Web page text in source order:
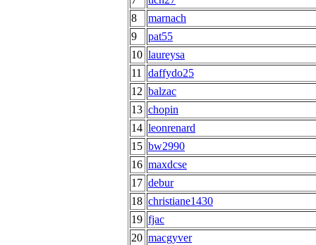
8
marnach
9
pat55
10 laureysa
11
daffydo25
12 balzac
13 chopin
14 leonrenard
15 bw2990
16 maxdcse
17 debur
18 christiane1430
19 fjac
20 macgyver